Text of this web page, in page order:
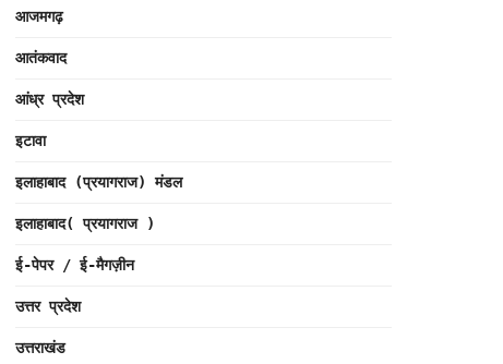
आजमगढ़
आतंकवाद
आंध्र प्रदेश
इटावा
इलाहाबाद (प्रयागराज) मंडल
इलाहाबाद( प्रयागराज )
ई-पेपर / ई-मैगज़ीन
उत्तर प्रदेश
उत्तराखंड